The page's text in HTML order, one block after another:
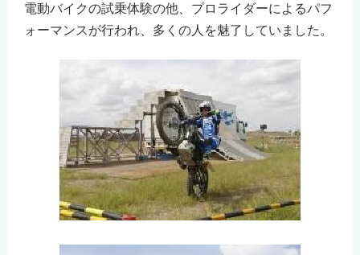
電動バイクの試乗体験の他、プロライダーによるパフ
ォーマンスが行われ、多くの人を魅了していました。